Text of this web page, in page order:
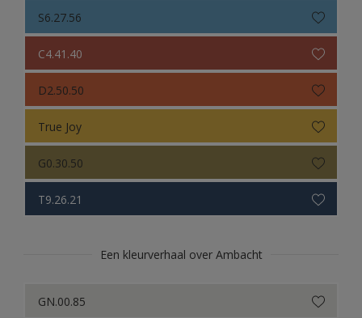
Sikkens Colour Futures 2021
Colour Futures 2020
Sikkens Colour Futures 2018
S6.27.56
C4.41.40
D2.50.50
True Joy
G0.30.50
T9.26.21
Een kleurverhaal over Ambacht
GN.00.85